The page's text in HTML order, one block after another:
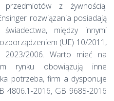
z żywnością.
rozwiązania posiadają
między innymi
(UE) 10/2011,
2023/2006. Warto mieć na
rynku obowiązują inne
potrzeba, firm a dysponuje
4806.1-2016, GB 9685-2016